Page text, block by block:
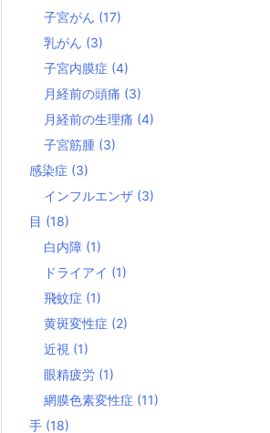
子宮がん (17)
乳がん (3)
子宮内膜症 (4)
月経前の頭痛 (3)
月経前の生理痛 (4)
子宮筋腫 (3)
感染症 (3)
インフルエンザ (3)
目 (18)
白内障 (1)
ドライアイ (1)
飛蚊症 (1)
黄斑変性症 (2)
近視 (1)
眼精疲労 (1)
網膜色素変性症 (11)
手 (18)